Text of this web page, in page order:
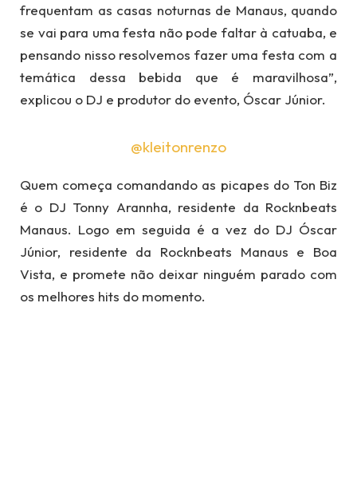
frequentam as casas noturnas de Manaus, quando
se vai para uma festa não pode faltar à catuaba, e
pensando nisso resolvemos fazer uma festa com a
temática dessa bebida que é maravilhosa”,
explicou o DJ e produtor do evento, Óscar Júnior.
@kleitonrenzo
Quem começa comandando as picapes do Ton Biz
é o DJ Tonny Arannha, residente da Rocknbeats
Manaus. Logo em seguida é a vez do DJ Óscar
Júnior, residente da Rocknbeats Manaus e Boa
Vista, e promete não deixar ninguém parado com
os melhores hits do momento.